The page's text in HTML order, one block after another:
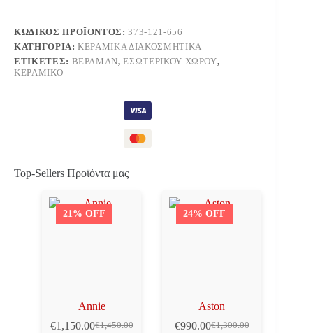
ΚΩΔΙΚΌΣ ΠΡΟΪΌΝΤΟΣ:373-121-656
ΚΑΤΗΓΟΡΊΑ:ΚΕΡΑΜΙΚΆ ΔΙΑΚΟΣΜΗΤΙΚΆ
ΕΤΙΚΈΤΕΣ: ΒΕΡΑΜΆΝ,ΕΣΩΤΕΡΙΚΟΎ ΧΏΡΟΥ,
ΚΕΡΑΜΙΚΌ
Top-Sellers Προϊόντα μας
21% OFF
Annie
€1,450.00
€1,150.00
24% OFF
Aston
€1,300.00
€990.00